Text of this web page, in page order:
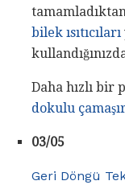
bilek ısıtıcıları
Daha hızlı bir
dokulu
03/05
Geri Döngü